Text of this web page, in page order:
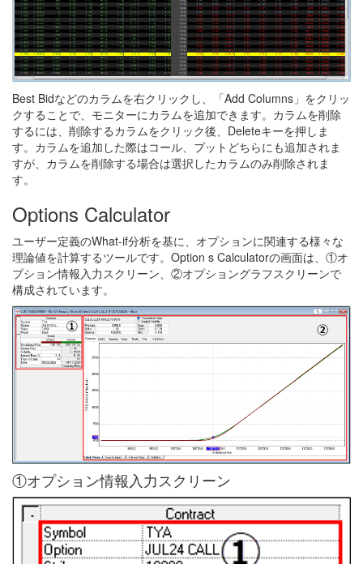
Best Bidなどのカラムを右クリックし、「Add Columns」をクリッ
クすることで、モニターにカラムを追加できます。カラムを削除
するには、削除するカラムをクリック後、Deleteキーを押しま
す。カラムを追加した際はコール、プットどちらにも追加されま
すが、カラムを削除する場合は選択したカラムのみ削除されま
す。
Options Calculator
ユーザー定義のWhat-if分析を基に、オプションに関連する様々な
理論値を計算するツールです。Option s Calculatorの画面は、①オ
プション情報入力スクリーン、②オプショングラフスクリーンで
構成されています。
①オプション情報入力スクリーン